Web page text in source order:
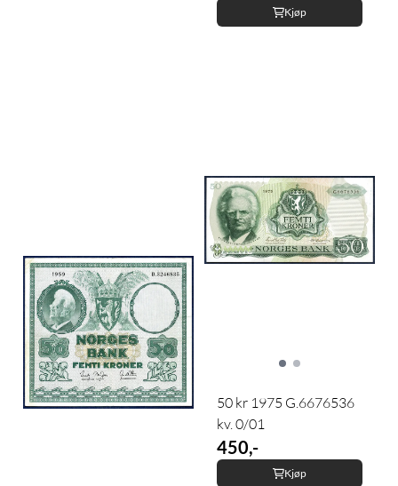
Kjøp
50 kr 1975 G.6676536
kv. 0/01
450,-
Kjøp